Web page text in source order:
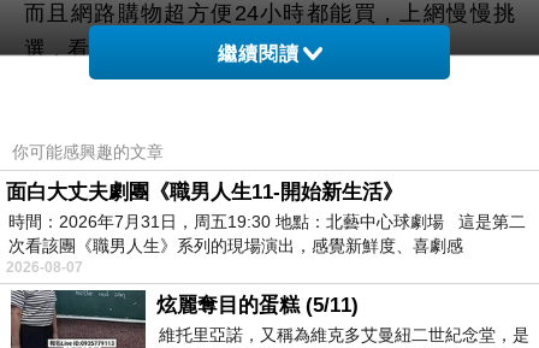
而且網路購物超方便24小時都能買，上網慢慢挑
選，看看網友鄉民心得文，
(EP-UD2B-超值2入)
查了很多【SAMPO 聲寶】旅行萬用轉接頭-區域型
(EP-UD2B-超值2入)的開箱.分享.評論跟比價的結
果，發現它真的很棒!!!
繼續閱讀
你可能感興趣的文章
面白大丈夫劇團《職男人生11-開始新生活》
時間：2026年7月31日，周五19:30 地點：北藝中心球劇場 這是第二
次看該團《職男人生》系列的現場演出，感覺新鮮度、喜劇感
2026-08-07
炫麗奪目的蛋糕 (5/11)
維托里亞諾，又稱為維克多艾曼紐二世紀念堂，是